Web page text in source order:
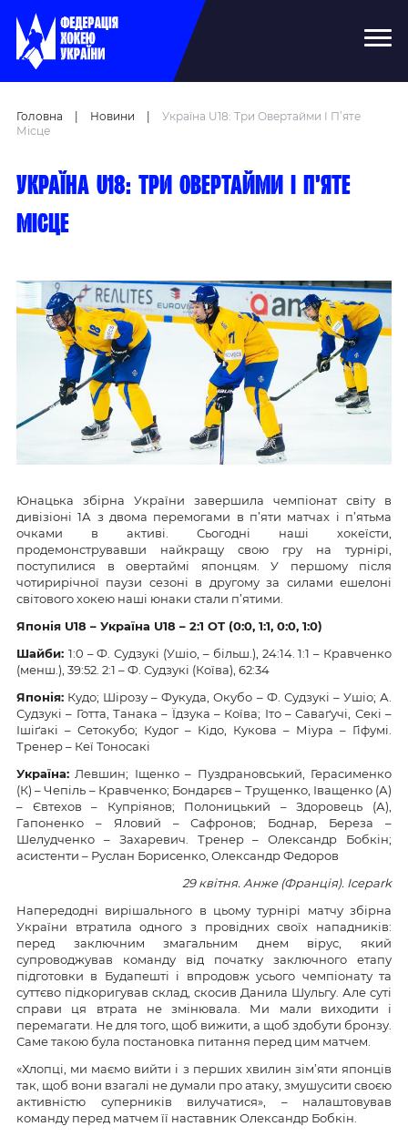
Головна Новини
Україна U18: Три Овертайми І П’яте
Місце
Україна U18: три овертайми і п’яте
місце
Юнацька збірна України завершила чемпіонат світу в
дивізіоні 1А з двома перемогами в п’яти матчах і п’ятьма
очками в активі. Сьогодні наші хокеїсти,
продемонструвавши найкращу свою гру на турнірі,
поступилися в овертаймі японцям. У першому після
чотирирічної паузи сезоні в другому за силами ешелоні
світового хокею наші юнаки стали п’ятими.
Японія U18 – Україна U18 – 2:1 ОТ (0:0, 1:1, 0:0, 1:0)
Шайби: 1:0 – Ф. Судзукі (Ушіо, – більш.), 24:14. 1:1 – Кравченко
(менш.), 39:52. 2:1 – Ф. Судзукі (Коїва), 62:34
Японія: Кудо; Шірозу – Фукуда, Окубо – Ф. Судзукі – Ушіо; А.
Судзукі – Готта, Танака – Їдзука – Коїва; Іто – Саваґучі, Секі –
Ішіґакі – Сетокубо; Кудог – Кідо, Кукова – Міура – Гіфумі.
Тренер – Кеї Тоносакі
Україна: Левшин; Іщенко – Пуздрановський, Герасименко
(К) – Чепіль – Кравченко; Бондарєв – Трущенко, Іващенко (А)
– Євтехов – Купріянов; Полоницький – Здоровець (А),
Гапоненко – Яловий – Сафронов; Боднар, Береза –
Шелудченко – Захаревич. Тренер – Олександр Бобкін;
асистенти – Руслан Борисенко, Олександр Федоров
29 квітня. Анже (Франція). Icepark
Напередодні вирішального в цьому турнірі матчу збірна
України втратила одного з провідних своїх нападників:
перед заключним змагальним днем вірус, який
супроводжував команду від початку заключного етапу
підготовки в Будапешті і впродовж усього чемпіонату та
суттєво підкоригував склад, скосив Данила Шульгу. Але суті
справи ця втрата не змінювала. Ми мали виходити і
перемагати. Не для того, щоб вижити, а щоб здобути бронзу.
Саме такою була постановка питання перед цим матчем.
«Хлопці, ми маємо вийти і з перших хвилин зім’яти японців
так, щоб вони взагалі не думали про атаку, змушусити своєю
активністю суперників вилучатися», – налаштовував
команду перед матчем її наставник Олександр Бобкін.